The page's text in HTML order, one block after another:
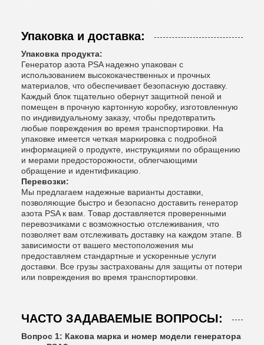
Упаковка и доставка:
Упаковка продукта:
Генератор азота PSA надежно упакован с
использованием высококачественных и прочных
материалов, что обеспечивает безопасную доставку.
Каждый блок тщательно обернут защитной пеной и
помещен в прочную картонную коробку, изготовленную
по индивидуальному заказу, чтобы предотвратить
любые повреждения во время транспортировки. На
упаковке имеется четкая маркировка с подробной
информацией о продукте, инструкциями по обращению
и мерами предосторожности, облегчающими
обращение и идентификацию.
Перевозки:
Мы предлагаем надежные варианты доставки,
позволяющие быстро и безопасно доставить генератор
азота PSA к вам. Товар доставляется проверенными
перевозчиками с возможностью отслеживания, что
позволяет вам отслеживать доставку на каждом этапе. В
зависимости от вашего местоположения мы
предоставляем стандартные и ускоренные услуги
доставки. Все грузы застрахованы для защиты от потери
или повреждения во время транспортировки.
ЧАСТО ЗАДАВАЕМЫЕ ВОПРОСЫ:
Вопрос 1: Какова марка и номер модели генератора